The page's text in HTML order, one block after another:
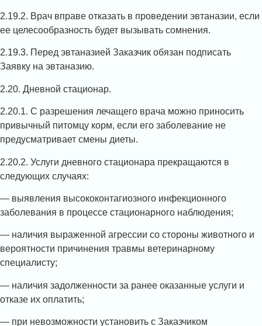
2.19.2. Врач вправе отказать в проведении эвтаназии, если
ее целесообразность будет вызывать сомнения.
2.19.3. Перед эвтаназией Заказчик обязан подписать
Заявку на эвтаназию.
2.20. Дневной стационар.
2.20.1. С разрешения лечащего врача можно приносить
привычный питомцу корм, если его заболевание не
предусматривает смены диеты.
2.20.2. Услуги дневного стационара прекращаются в
следующих случаях:
— выявления высококонтагиозного инфекционного
заболевания в процессе стационарного наблюдения;
— наличия выраженной агрессии со стороны животного и
вероятности причинения травмы ветеринарному
специалисту;
— наличия задолженности за ранее оказанные услуги и
отказе их оплатить;
— при невозможности установить с Заказчиком